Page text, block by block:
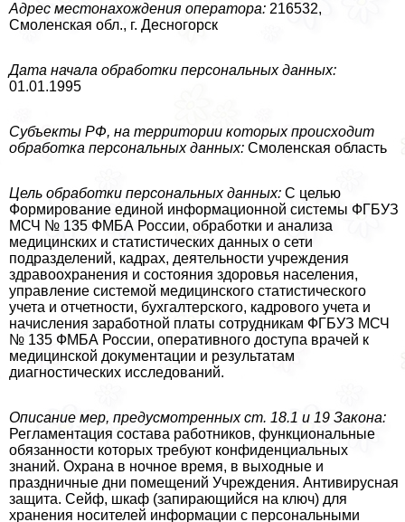
Адрес местонахождения оператора: 216532,
Смоленская обл., г. Десногорск
Дата начала обработки персональных данных:
01.01.1995
Субъекты РФ, на территории которых происходит
обработка персональных данных: Смоленская область
Цель обработки персональных данных: С целью
Формирование единой информационной системы ФГБУЗ
МСЧ № 135 ФМБА России, обработки и анализа
медицинских и статистических данных о сети
подразделений, кадрах, деятельности учреждения
здравоохранения и состояния здоровья населения,
управление системой медицинского статистического
учета и отчетности, бухгалтерского, кадрового учета и
начисления заработной платы сотрудникам ФГБУЗ МСЧ
№ 135 ФМБА России, оперативного доступа врачей к
медицинской документации и результатам
диагностических исследований.
Описание мер, предусмотренных ст. 18.1 и 19 Закона:
Регламентация состава работников, функциональные
обязанности которых требуют конфиденциальных
знаний. Охрана в ночное время, в выходные и
праздничные дни помещений Учреждения. Антивирусная
защита. Сейф, шкаф (запирающийся на ключ) для
хранения носителей информации с персональными